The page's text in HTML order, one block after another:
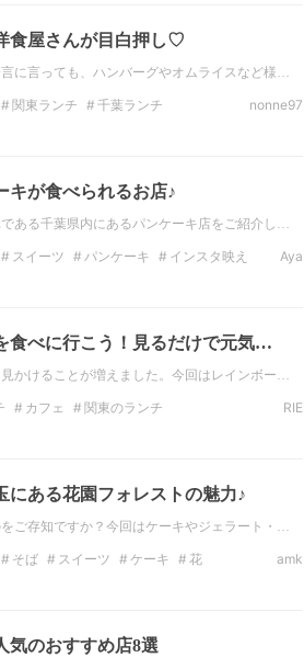
食屋さんが目白押し♡
に言っても、ハンバーグやオムライスなど様…
関東ランチ
千葉ランチ
nonne97
キが食べられるお店♪
ある千葉県内にあるパンケーキ店をご紹介し…
スイーツ パンケーキ
インスタ映え
Aya
食べに行こう！見るだけで元気…
かけることが増えました。今回はレインボー…
カフェ
関東のランチ
RIE
にある花園フォレストの魅力♪
ご存知ですか？今回はケーキやジェラート・…
そば スイーツ ケーキ
花
amk
気のおすすめ店8選